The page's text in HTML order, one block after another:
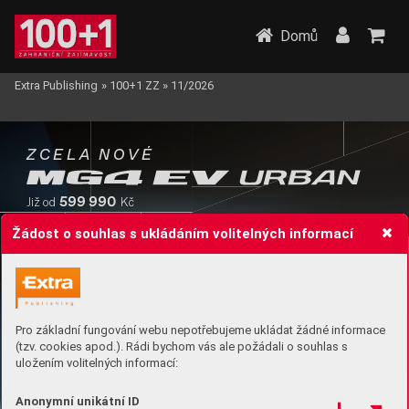
Žádost o souhlas s ukládáním volitelných informací
Pro základní fungování webu nepotřebujeme ukládat žádné informace
(tzv. cookies apod.). Rádi bychom vás ale požádali o souhlas s
uložením volitelných informací:
Anonymní unikátní ID
ZCELA NO VÉ
Již od 599 990 Kč
Domů
Extra Publishing » 100+1 ZZ » 11/2026